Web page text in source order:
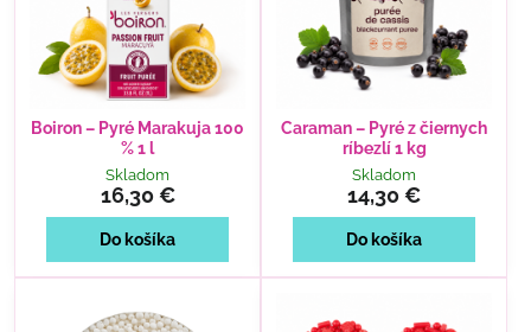
Boiron – Pyré Marakuja 100
% 1 l
Skladom
16,30 €
Do košíka
Caraman – Pyré z čiernych
ríbezlí 1 kg
Skladom
14,30 €
Do košíka